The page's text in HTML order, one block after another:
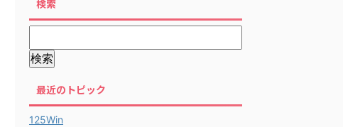
検索
最近のトピック
125Win